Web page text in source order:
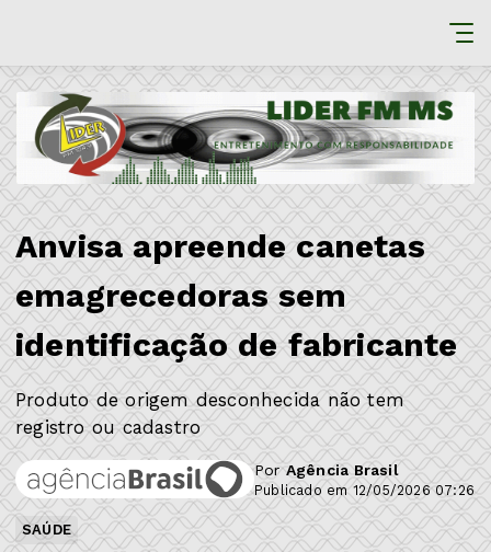
Anvisa apreende canetas
emagrecedoras sem
identificação de fabricante
Produto de origem desconhecida não tem
registro ou cadastro
PorAgência Brasil
Publicado em 12/05/2026 07:26
SAÚDE